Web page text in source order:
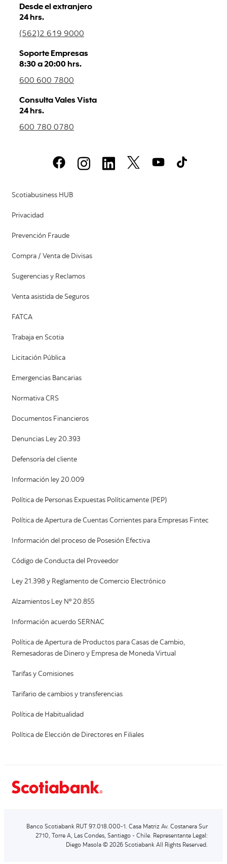
Desde el extranjero
24 hrs.
(562)2 619 9000
Soporte Empresas
8:30 a 20:00 hrs.
600 600 7800
Consulta Vales Vista
24 hrs.
600 780 0780
Scotiabusiness HUB
Privacidad
Prevención Fraude
Compra / Venta de Divisas
Sugerencias y Reclamos
Venta asistida de Seguros
FATCA
Trabaja en Scotia
Licitación Pública
Emergencias Bancarias
Normativa CRS
Documentos Financieros
Denuncias Ley 20.393
Defensoría del cliente
Información ley 20.009
Política de Personas Expuestas Políticamente (PEP)
Política de Apertura de Cuentas Corrientes para Empresas Fintec
Información del proceso de Posesión Efectiva
Código de Conducta del Proveedor
Ley 21.398 y Reglamento de Comercio Electrónico
Alzamientos Ley Nº 20.855
Información acuerdo SERNAC
Política de Apertura de Productos para Casas de Cambio,
Remesadoras de Dinero y Empresa de Moneda Virtual
Tarifas y Comisiones
Tarifario de cambios y transferencias
Política de Habitualidad
Política de Elección de Directores en Filiales
Banco Scotiabank RUT 97.018.000-1. Casa Matriz Av. Costanera Sur
2710, Torre A, Las Condes, Santiago - Chile. Representante Legal:
Diego Masola © 2026 Scotiabank All Rights Reserved.